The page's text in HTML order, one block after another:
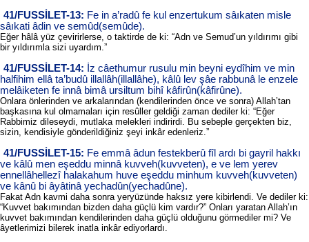
41/FUSSİLET-13: Fe in a’radû fe kul enzertukum sâıkaten misle
sâıkati âdin ve semûd(semûde).
Eğer hâlâ yüz çevirirlerse, o taktirde de ki: “Adn ve Semud’un yıldırımı gibi
bir yıldırımla sizi uyardım.”
41/FUSSİLET-14: İz câethumur rusulu min beyni eydîhim ve min
halfihim ellâ ta’budû illallâh(illallâhe), kâlû lev şâe rabbunâ le enzele
melâiketen fe innâ bimâ ursiltum bihî kâfirûn(kâfirûne).
Onlara önlerinden ve arkalarından (kendilerinden önce ve sonra) Allah’tan
başkasına kul olmamaları için resûller geldiği zaman dediler ki: “Eğer
Rabbimiz dileseydi, mutlaka melekleri indirirdi. Bu sebeple gerçekten biz,
sizin, kendisiyle gönderildiğiniz şeyi inkâr edenleriz.”
41/FUSSİLET-15: Fe emmâ âdun festekberû fîl ardı bi gayril hakkı
ve kâlû men eşeddu minnâ kuvveh(kuvveten), e ve lem yerev
ennellâhellezî halakahum huve eşeddu minhum kuvveh(kuvveten)
ve kânû bi âyâtinâ yechadûn(yechadûne).
Fakat Adn kavmi daha sonra yeryüzünde haksız yere kibirlendi. Ve dediler ki:
“Kuvvet bakımından bizden daha güçlü kim vardır?” Onları yaratan Allah’ın
kuvvet bakımından kendilerinden daha güçlü olduğunu görmediler mi? Ve
âyetlerimizi bilerek inatla inkâr ediyorlardı.